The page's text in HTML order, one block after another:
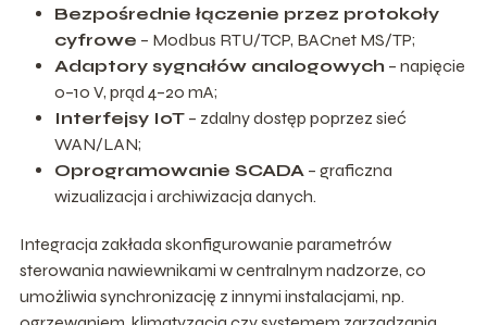
Bezpośrednie łączenie przez protokoły
cyfrowe – Modbus RTU/TCP, BACnet MS/TP;
Adaptory sygnałów analogowych – napięcie
0–10 V, prąd 4–20 mA;
Interfejsy IoT– zdalny dostęp poprzez sieć
WAN/LAN;
Oprogramowanie SCADA– graficzna
wizualizacja i archiwizacja danych.
Integracja zakłada skonfigurowanie parametrów
sterowania nawiewnikami w centralnym nadzorze, co
umożliwia synchronizację z innymi instalacjami, np.